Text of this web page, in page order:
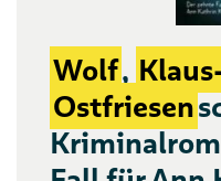
Wolf,
Ostfriesen